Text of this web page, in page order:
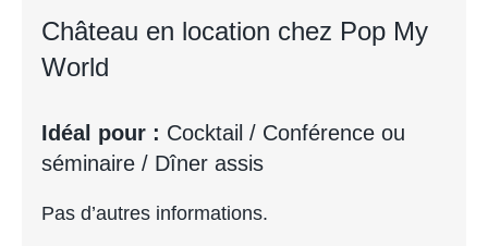
Château en location chez Pop My
World
Idéal pour : Cocktail / Conférence ou
séminaire / Dîner assis
Pas d’autres informations.